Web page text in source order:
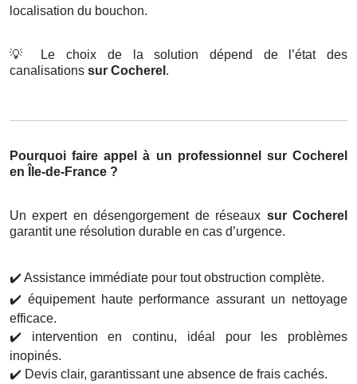
localisation du bouchon.
💡
Le choix de la solution dépend de l’état des
canalisations sur Cocherel .
Pourquoi faire appel à un professionnel sur Cocherel
en Île-de-France ?
Un expert en désengorgement de réseaux sur Cocherel
garantit une résolution durable en cas d’urgence.
✔️ Assistance immédiate pour tout obstruction complète.
✔️ équipement haute performance assurant un nettoyage
efficace.
✔️ intervention en continu, idéal pour les problèmes
inopinés.
✔️ Devis clair, garantissant une absence de frais cachés.